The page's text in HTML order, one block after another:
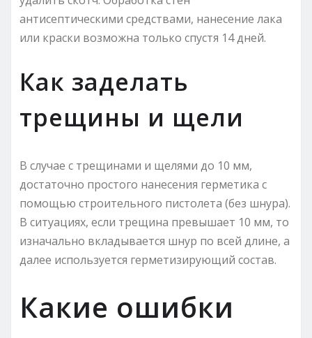
антисептическими средствами, нанесение лака
или краски возможна только спустя 14 дней.
Как заделать
трещины и щели
В случае с трещинами и щелями до 10 мм,
достаточно простого нанесения герметика с
помощью строительного пистолета (без шнура).
В ситуациях, если трещина превышает 10 мм, то
изначально вкладывается шнур по всей длине, а
далее используется герметизирующий состав.
Какие ошибки